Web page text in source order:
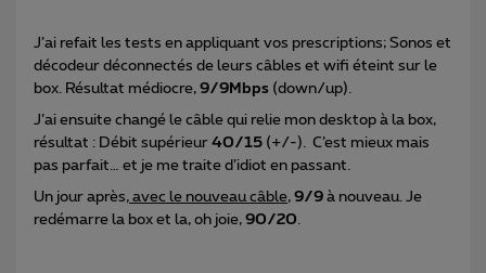
J’ai refait les tests en appliquant vos prescriptions; Sonos et
décodeur déconnectés de leurs câbles et wifi éteint sur le
box. Résultat médiocre, 9/9Mbps (down/up).
J’ai ensuite changé le câble qui relie mon desktop à la box,
résultat : Débit supérieur 40/15 (+/-). C’est mieux mais
pas parfait… et je me traite d’idiot en passant.
Un jour après, avec le nouveau câble, 9/9 à nouveau. Je
redémarre la box et la, oh joie, 90/20.